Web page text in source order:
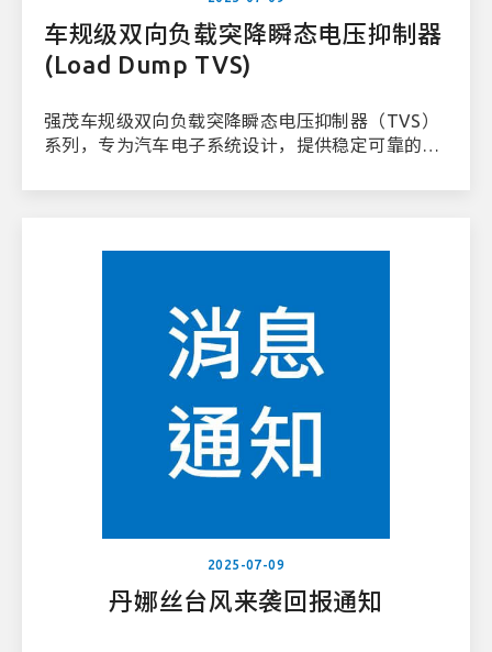
车规级双向负载突降瞬态电压抑制器
(Load Dump TVS)
强茂车规级双向负载突降瞬态电压抑制器（TVS）
系列，专为汽车电子系统设计，提供稳定可靠的过
2025-07-09
丹娜丝台风来袭回报通知